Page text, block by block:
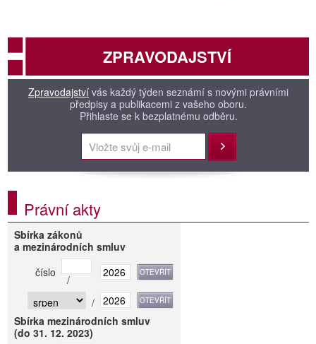
ZPRAVODAJSTVÍ
Zpravodajství vás každý týden seznámí s novými právními
předpisy a publikacemi z vašeho oboru.
Přihlaste se k bezplatnému odběru.
Přihlásit
Právní akty
Sbírka zákonů
a mezinárodních smluv
číslo
/
/
Sbírka mezinárodních smluv
(do 31. 12. 2023)